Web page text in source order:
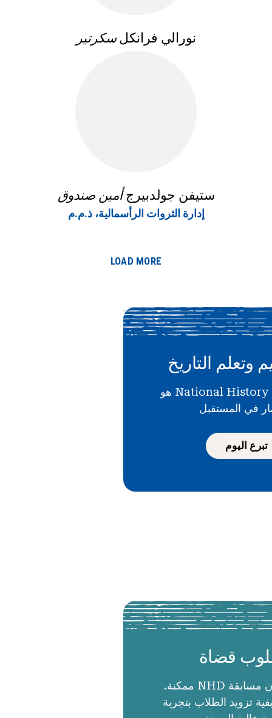
نورالي فرانكلسكرتير
ستيفن جولدبيرجأمين صندوق
إدارة الثروات الرأسمالية، ذ.م.م
LOAD MORE
وتعلم التاريخ
دعمك لـ National History Day هو
في المستقبل
تبرع اليوم
قضاة
الحكام يجعلون مسابقة NHD ممكنة.
تزويد الطلاب بتجربة